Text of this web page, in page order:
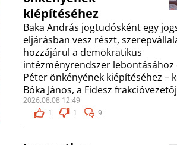
kiépítéséhez
Baka András jogtudósként egy
eljárásban vesz részt,
hozzájárul a demokratikus
intézményrendszer lebontásához
Péter önkényének kiépítéséhez –
Bóka János, a Fidesz
2026.08.08 12:49
1
1 9